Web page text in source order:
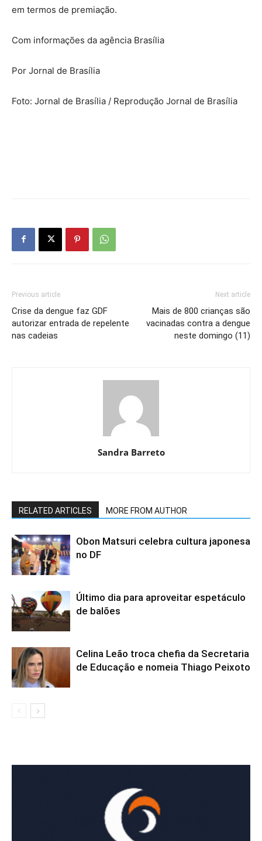
em termos de premiação.
Com informações da agência Brasília
Por Jornal de Brasília
Foto: Jornal de Brasília / Reprodução Jornal de Brasília
Previous article
Crise da dengue faz GDF
autorizar entrada de repelente
nas cadeias
Next article
Mais de 800 crianças são
vacinadas contra a dengue
neste domingo (11)
Sandra Barreto
RELATED ARTICLES MORE FROM AUTHOR
Obon Matsuri celebra cultura japonesa
no DF
Último dia para aproveitar espetáculo
de balões
Celina Leão troca chefia da Secretaria
de Educação e nomeia Thiago Peixoto